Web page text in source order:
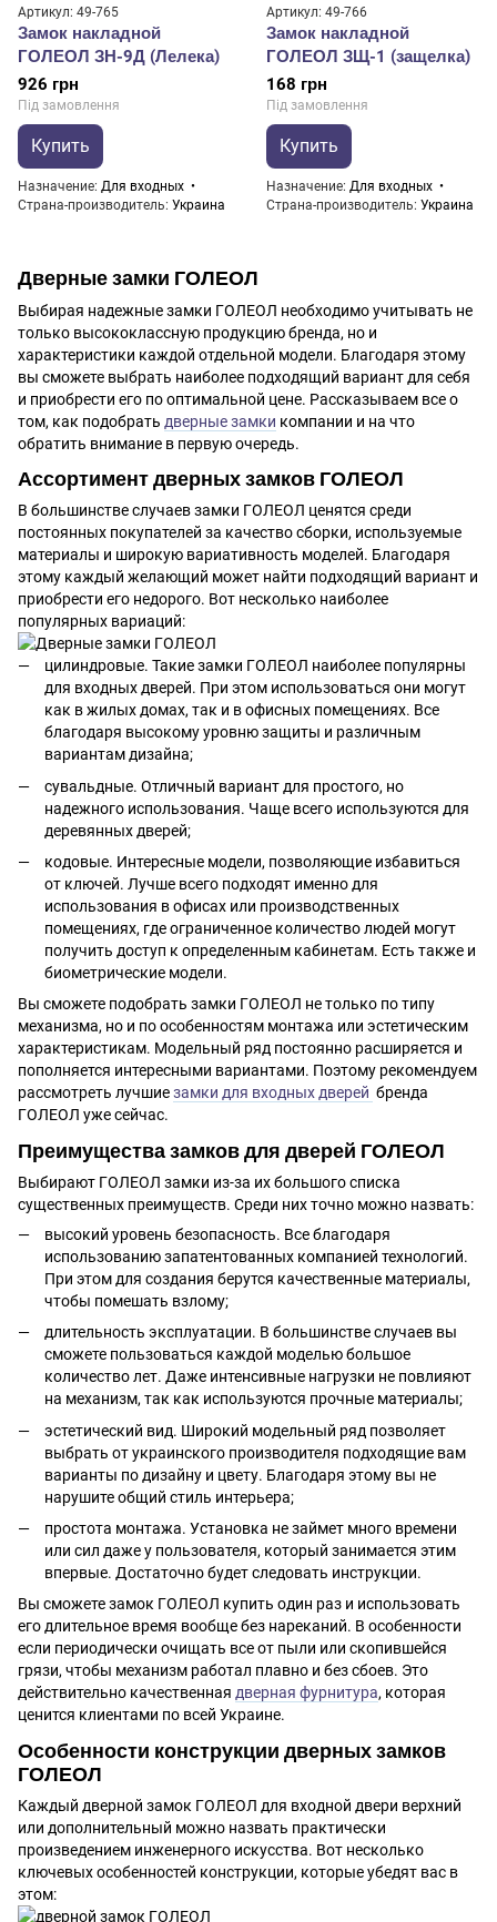
Артикул: 49-765
Замок накладной
ГОЛЕОЛ ЗН-9Д (Лелека)
926 грн
Під замовлення
Купить
Назначение Для входных
Страна-производитель Украина
Артикул: 49-766
Замок накладной
ГОЛЕОЛ ЗЩ-1 (защелка)
168 грн
Під замовлення
Купить
Назначение Для входных
Страна-производитель Украина
Дверные замки ГОЛЕОЛ
Выбирая надежные замки ГОЛЕОЛ необходимо учитывать не
только высококлассную продукцию бренда, но и
характеристики каждой отдельной модели. Благодаря этому
вы сможете выбрать наиболее подходящий вариант для себя
и приобрести его по оптимальной цене. Рассказываем все о
том, как подобрать дверные замки компании и на что
обратить внимание в первую очередь.
Ассортимент дверных замков ГОЛЕОЛ
В большинстве случаев замки ГОЛЕОЛ ценятся среди
постоянных покупателей за качество сборки, используемые
материалы и широкую вариативность моделей. Благодаря
этому каждый желающий может найти подходящий вариант и
приобрести его недорого. Вот несколько наиболее
популярных вариаций:
цилиндровые. Такие замки ГОЛЕОЛ наиболее популярны
для входных дверей. При этом использоваться они могут
как в жилых домах, так и в офисных помещениях. Все
благодаря высокому уровню защиты и различным
вариантам дизайна;
сувальдные. Отличный вариант для простого, но
надежного использования. Чаще всего используются для
деревянных дверей;
кодовые. Интересные модели, позволяющие избавиться
от ключей. Лучше всего подходят именно для
использования в офисах или производственных
помещениях, где ограниченное количество людей могут
получить доступ к определенным кабинетам. Есть также и
биометрические модели.
Вы сможете подобрать замки ГОЛЕОЛ не только по типу
механизма, но и по особенностям монтажа или эстетическим
характеристикам. Модельный ряд постоянно расширяется и
пополняется интересными вариантами. Поэтому рекомендуем
рассмотреть лучшиезамки для входных дверей бренда
ГОЛЕОЛ уже сейчас.
Преимущества замков для дверей ГОЛЕОЛ
Выбирают ГОЛЕОЛ замки из-за их большого списка
существенных преимуществ. Среди них точно можно назвать:
высокий уровень безопасность. Все благодаря
использованию запатентованных компанией технологий.
При этом для создания берутся качественные материалы,
чтобы помешать взлому;
длительность эксплуатации. В большинстве случаев вы
сможете пользоваться каждой моделью большое
количество лет. Даже интенсивные нагрузки не повлияют
на механизм, так как используются прочные материалы;
эстетический вид. Широкий модельный ряд позволяет
выбрать от украинского производителя подходящие вам
варианты по дизайну и цвету. Благодаря этому вы не
нарушите общий стиль интерьера;
простота монтажа. Установка не займет много времени
или сил даже у пользователя, который занимается этим
впервые. Достаточно будет следовать инструкции.
Вы сможете замок ГОЛЕОЛ купить один раз и использовать
его длительное время вообще без нареканий. В особенности
если периодически очищать все от пыли или скопившейся
грязи, чтобы механизм работал плавно и без сбоев. Это
действительно качественная дверная фурнитура, которая
ценится клиентами по всей Украине.
Особенности конструкции дверных замков
ГОЛЕОЛ
Каждый дверной замок ГОЛЕОЛ для входной двери верхний
или дополнительный можно назвать практически
произведением инженерного искусства. Вот несколько
ключевых особенностей конструкции, которые убедят вас в
этом: